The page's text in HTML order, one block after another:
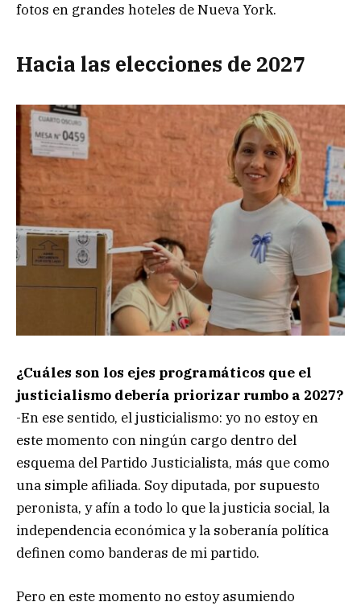
fotos en grandes hoteles de Nueva York.
Hacia las elecciones de 2027
¿Cuáles son los ejes programáticos que el
justicialismo debería priorizar rumbo a 2027?
-En ese sentido, el justicialismo: yo no estoy en
este momento con ningún cargo dentro del
esquema del Partido Justicialista, más que como
una simple afiliada. Soy diputada, por supuesto
peronista, y afín a todo lo que la justicia social, la
independencia económica y la soberanía política
definen como banderas de mi partido.
Pero en este momento no estoy asumiendo